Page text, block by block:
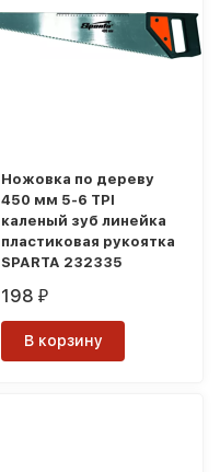
Ножовка по дереву
450 мм 5-6 TPI
каленый зуб линейка
пластиковая рукоятка
SPARTA 232335
198₽
В корзину